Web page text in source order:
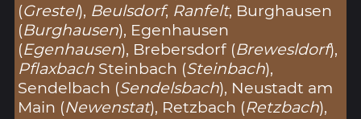
(Grestel), Beulsdorf, Ranfelt, Burghausen
(Burghausen), Egenhausen
(Egenhausen), Brebersdorf (Brewesldorf),
Pflaxbach Steinbach (Steinbach),
Sendelbach (Sendelsbach), Neustadt am
Main (Newenstat), Retzbach (Retzbach),